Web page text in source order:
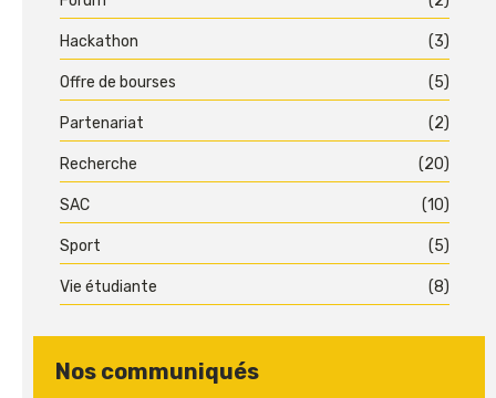
Hackathon (3)
Offre de bourses (5)
Partenariat (2)
Recherche (20)
SAC (10)
Sport (5)
Vie étudiante (8)
Nos communiqués